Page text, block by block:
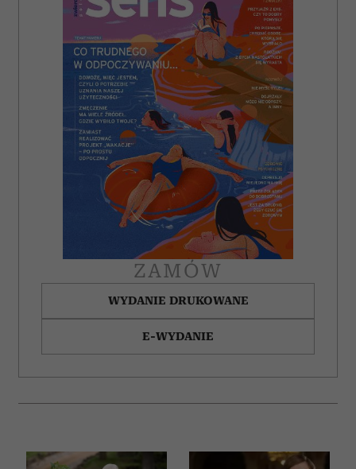
ZAMÓW
WYDANIE DRUKOWANE
E-WYDANIE